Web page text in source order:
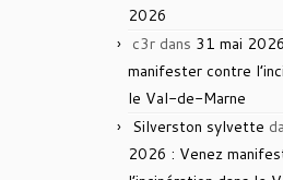
2026
c3r dans 31 mai
manifester contre
le Val-de-Marne
Silverston sylvette
2026 : Venez